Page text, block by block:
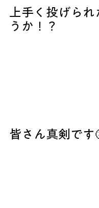
上手く投げられ
うか！？
皆さん真剣です